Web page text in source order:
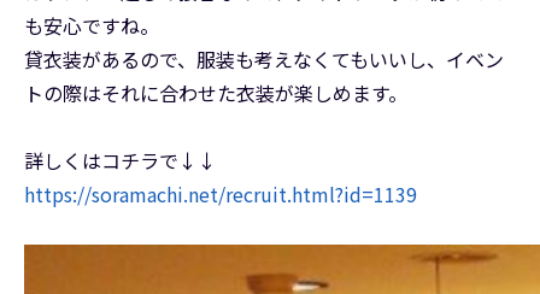
も安心ですね。
貸衣装があるので、服装も考えなくてもいいし、イベン
トの際はそれに合わせた衣装が楽しめます。
詳しくはコチラで↓↓
https://soramachi.net/recruit.html?id=1139